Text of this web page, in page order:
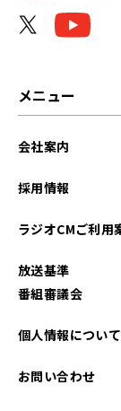
メニュー
会社案内
採用情報
ラジオCMご利用
放送基準
番組審議会
個人情報について
お問い合わせ